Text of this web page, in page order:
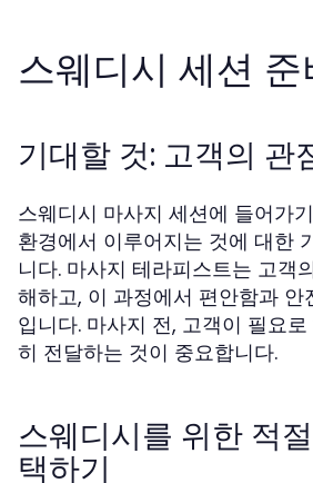
스웨디시 세션 준
기대할 것: 고객의 관
스웨디시 마사지 세션에 들어가
환경에서 이루어지는 것에 대한
니다. 마사지 테라피스트는 고객
해하고, 이 과정에서 편안함과 안
입니다. 마사지 전, 고객이 필요
히 전달하는 것이 중요합니다.
스웨디시를 위한 적
택하기